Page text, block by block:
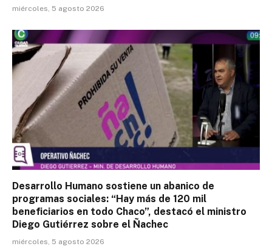
miércoles, 5 agosto 2026
Desarrollo Humano sostiene un abanico de
programas sociales: “Hay más de 120 mil
beneficiarios en todo Chaco”, destacó el ministro
Diego Gutiérrez sobre el Ñachec
miércoles, 5 agosto 2026